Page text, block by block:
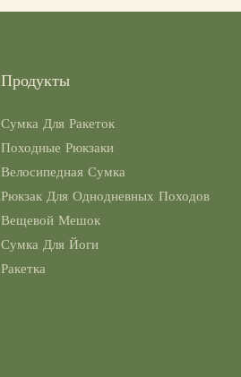
Продукты
Сумка Для Ракеток
Походные Рюкзаки
Велосипедная Сумка
Рюкзак Для Однодневных Походов
Вещевой Мешок
Сумка Для Йоги
Ракетка